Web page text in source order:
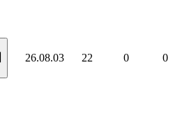
26.08.03 22 0 0